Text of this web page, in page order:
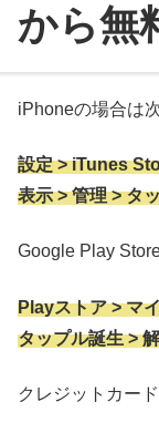
から無
iPhoneの場合は
設定 > iTunes
表示 > 管理 > タ
Google Play
Playストア > マ
タップル誕生 >
クレジットカー